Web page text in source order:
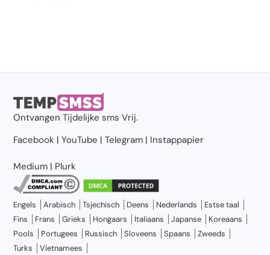
OntvangenTijdelijke sms Vrij.
Facebook |YouTube |Telegram | Instappapier
Medium | Plurk
Engels Arabisch Tsjechisch Deens Nederlands
Estse taal
Fins
Frans Grieks Hongaars Italiaans Japanse
Koreaans
Pools
Portugees Russisch Sloveens Spaans
Zweeds
Turks
Vietnamees